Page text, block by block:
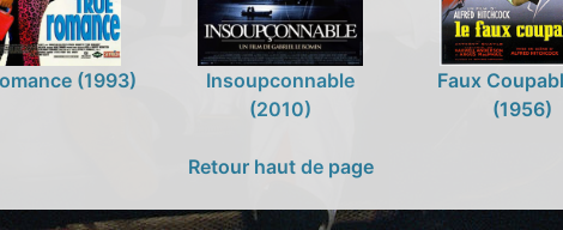
(1993)
Insoupconnable
(2010)
Faux
(1956)
Retour haut de page